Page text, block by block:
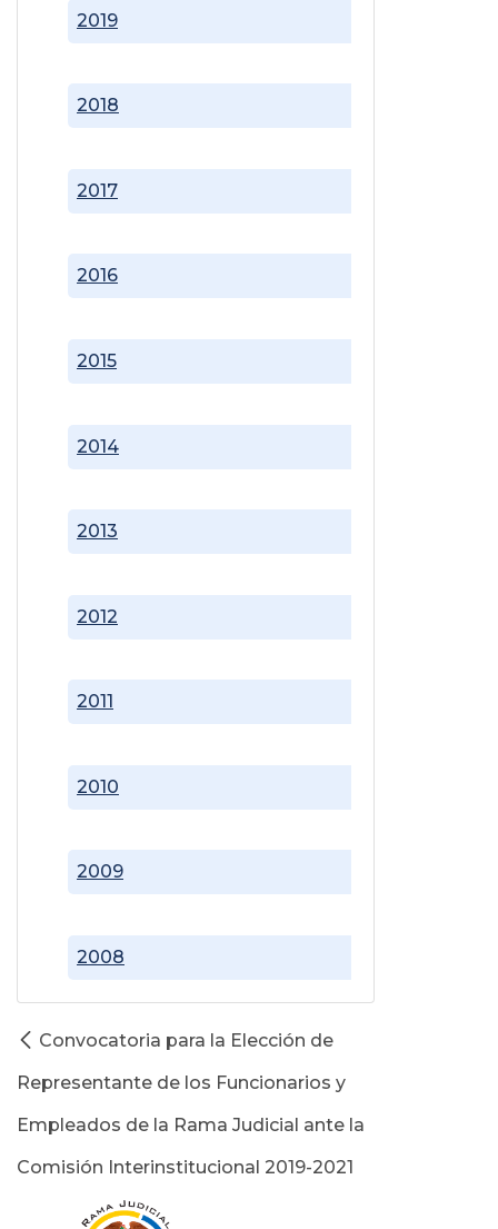
2008
2009
2010
2011
2012
2013
2014
2015
2016
2017
2018
2019
Convocatoria para la Elección de
Representante de los Funcionarios y
Empleados de la Rama Judicial ante la
Comisión Interinstitucional 2019-2021